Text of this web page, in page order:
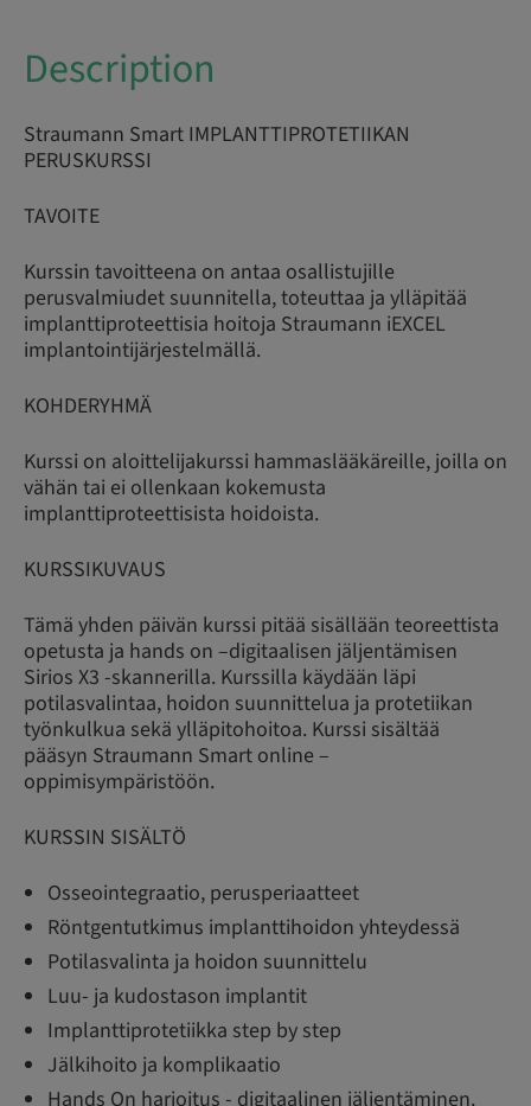
Description
Straumann Smart IMPLANTTIPROTETIIKAN
PERUSKURSSI
TAVOITE
Kurssin tavoitteena on antaa osallistujille
perusvalmiudet suunnitella, toteuttaa ja ylläpitää
implanttiproteettisia hoitoja Straumann iEXCEL
implantointijärjestelmällä.
KOHDERYHMÄ
Kurssi on aloittelijakurssi hammaslääkäreille, joilla on
vähän tai ei ollenkaan kokemusta
implanttiproteettisista hoidoista.
KURSSIKUVAUS
Tämä yhden päivän kurssi pitää sisällään teoreettista
opetusta ja hands on –digitaalisen jäljentämisen
Sirios X3 -skannerilla. Kurssilla käydään läpi
potilasvalintaa, hoidon suunnittelua ja protetiikan
työnkulkua sekä ylläpitohoitoa. Kurssi sisältää
pääsyn Straumann Smart online –
oppimisympäristöön.
KURSSIN SISÄLTÖ
Osseointegraatio, perusperiaatteet
Röntgentutkimus implanttihoidon yhteydessä
Potilasvalinta ja hoidon suunnittelu
Luu- ja kudostason implantit
Implanttiprotetiikka step by step
Jälkihoito ja komplikaatio
Hands On harjoitus - digitaalinen jäljentäminen.